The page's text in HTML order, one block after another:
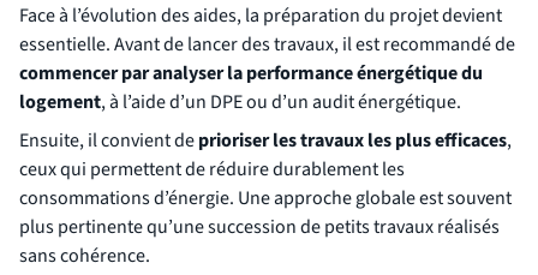
Face à l’évolution des aides, la préparation du projet devient
essentielle. Avant de lancer des travaux, il est recommandé de
commencer par analyser la performance énergétique du
logement, à l’aide d’un DPE ou d’un audit énergétique.
Ensuite, il convient deprioriser les travaux les plus efficaces,
ceux qui permettent de réduire durablement les
consommations d’énergie. Une approche globale est souvent
plus pertinente qu’une succession de petits travaux réalisés
sans cohérence.